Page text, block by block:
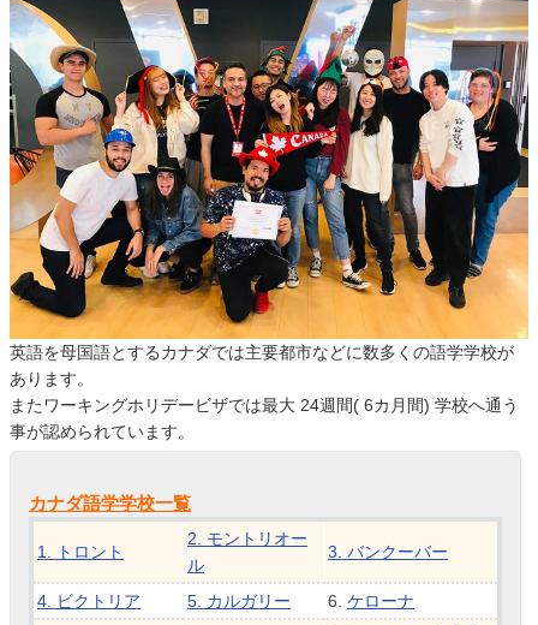
英語を母国語とするカナダでは主要都市などに数多くの語学学校が
あります。
またワーキングホリデービザでは最大 24週間( 6カ月間) 学校へ通う
事が認められています。
カナダ語学学校一覧
1. トロント
2. モントリオー
ル
3. バンクーバー
4. ビクトリア 5. カルガリー 6.ケローナ